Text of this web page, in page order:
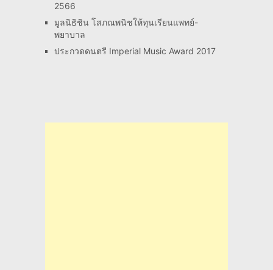
2566
มูลนิธิชิน โสภณพนิชให้ทุนเรียนแพทย์-
พยาบาล
ประกวดดนตรี Imperial Music Award 2017